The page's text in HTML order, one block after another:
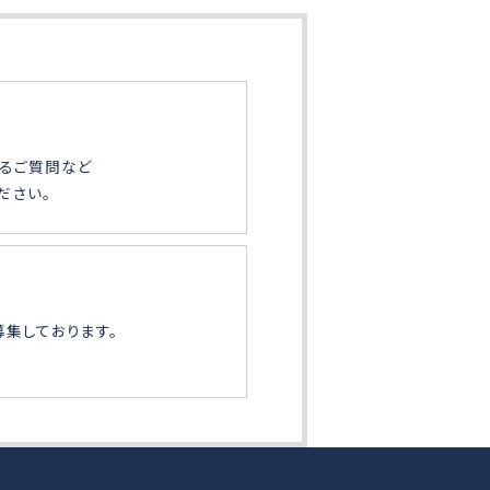
ご質問など
い。
しております。